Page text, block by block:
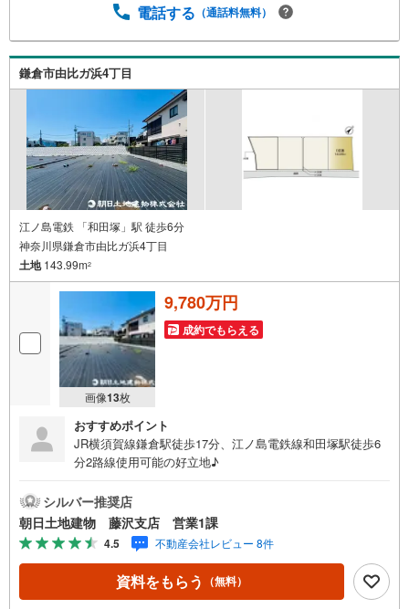
電話する （通話料無料）
鎌倉市由比ガ浜4丁目
江ノ島電鉄 「和田塚」駅 徒歩6分
神奈川県鎌倉市由比ガ浜4丁目
土地143.99m2
画像13枚
9,780万円
成約でもらえる
おすすめポイント
JR横須賀線鎌倉駅徒歩17分、江ノ島電鉄線和田塚駅徒歩6
分2路線使用可能の好立地♪
シルバー推奨店
朝日土地建物 藤沢支店 営業1課
4.5 不動産会社レビュー 8件
資料をもらう （無料）